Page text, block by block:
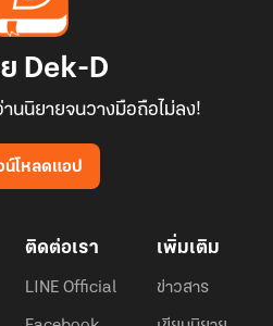
Dek-D
นนิยายจนวางมือถือไม่ลง!
น์โหลดแอป
ติดต่อเรา
LINE Official
เพิ่มเติม
ข่าวสาร